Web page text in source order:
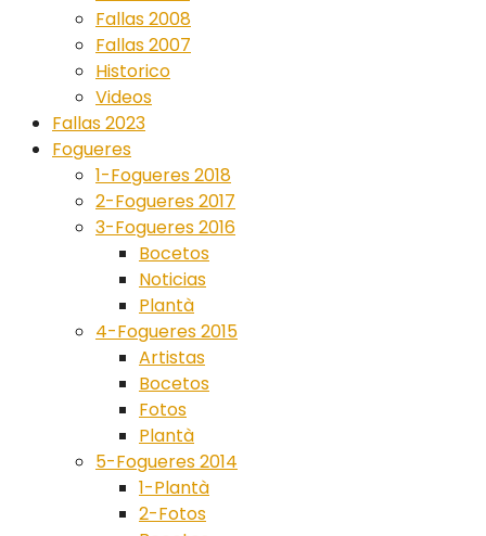
Fallas 2008
Fallas 2007
Historico
Videos
Fallas 2023
Fogueres
1-Fogueres 2018
2-Fogueres 2017
3-Fogueres 2016
Bocetos
Noticias
Plantà
4-Fogueres 2015
Artistas
Bocetos
Fotos
Plantà
5-Fogueres 2014
1-Plantà
2-Fotos